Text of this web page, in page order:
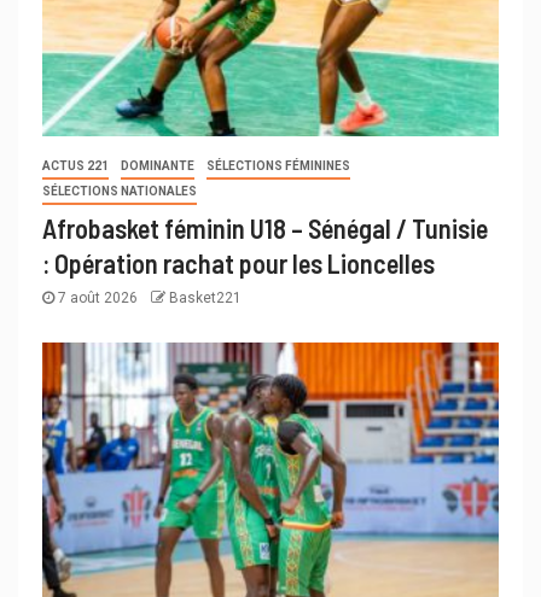
ACTUS 221 DOMINANTE
SÉLECTIONS FÉMININES
SÉLECTIONS NATIONALES
Afrobasket féminin U18 – Sénégal / Tunisie
: Opération rachat pour les Lioncelles
7 août 2026 Basket221